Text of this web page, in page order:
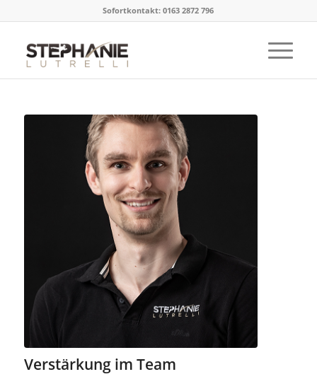
Sofortkontakt: 0163 2872 796
Verstärkung im Team